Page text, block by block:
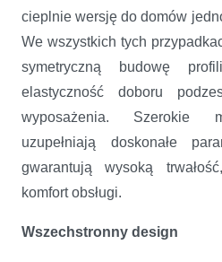
cieplnie wersję do domów
We wszystkich tych
symetryczną budowę
elastyczność doboru
wyposażenia. Szerokie
uzupełniają doskonałe
gwarantują wysoką
komfort obsługi.
Wszechstronny design